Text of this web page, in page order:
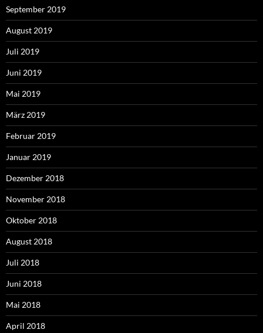
September 2019
August 2019
Juli 2019
Juni 2019
Mai 2019
März 2019
Februar 2019
Januar 2019
Dezember 2018
November 2018
Oktober 2018
August 2018
Juli 2018
Juni 2018
Mai 2018
April 2018